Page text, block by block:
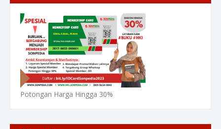
Potongan Harga Hingga 30%